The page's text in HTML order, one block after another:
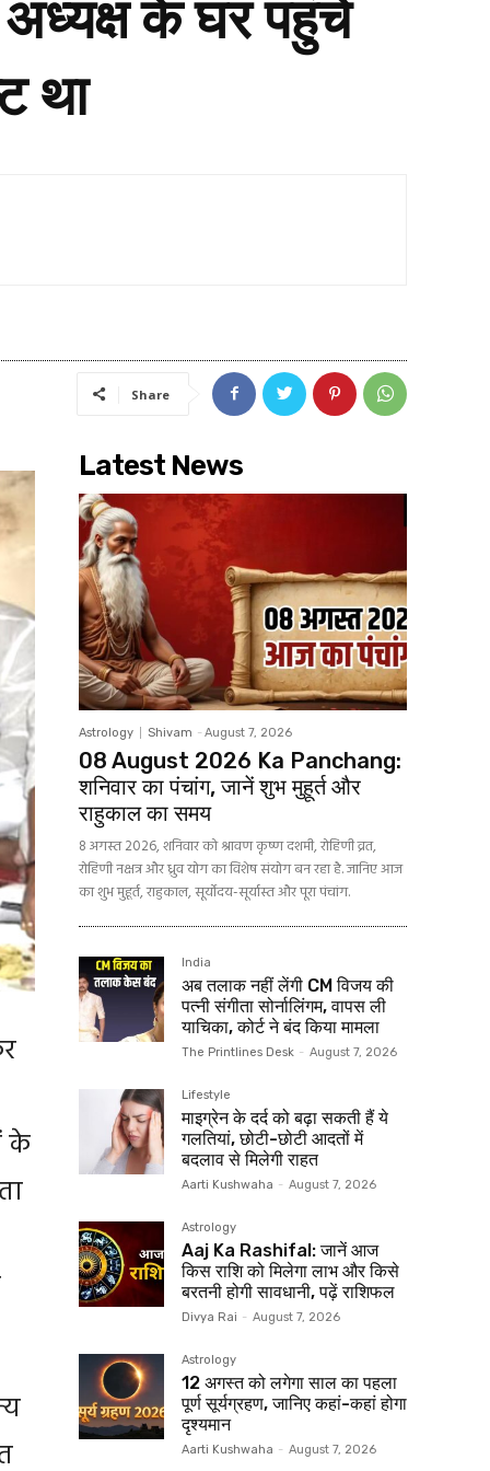
के घर पहुंचे
था
Share
के
Latest News
Astrology Shivam - August 7, 2026
08 August 2026 Ka Panchang:
शनिवार का पंचांग, जानें शुभ मुहूर्त और
राहुकाल का समय
8 अगस्त 2026, शनिवार को श्रावण कृष्ण दशमी, रोहिणी व्रत,
रोहिणी नक्षत्र और ध्रुव योग का विशेष संयोग बन रहा है. जानिए आज
का शुभ मुहूर्त, राहुकाल, सूर्योदय-सूर्यास्त और पूरा पंचांग.
India
अब तलाक नहीं लेंगी CM विजय की
पत्नी संगीता सोर्नालिंगम, वापस ली
याचिका, कोर्ट ने बंद किया मामला
The Printlines Desk - August 7, 2026
Lifestyle
माइग्रेन के दर्द को बढ़ा सकती हैं ये
गलतियां, छोटी-छोटी आदतों में
बदलाव से मिलेगी राहत
Aarti Kushwaha - August 7, 2026
Astrology
Aaj Ka Rashifal: जानें आज
किस राशि को मिलेगा लाभ और किसे
बरतनी होगी सावधानी, पढ़ें राशिफल
Divya Rai - August 7, 2026
Astrology
12 अगस्त को लगेगा साल का पहला
पूर्ण सूर्यग्रहण, जानिए कहां-कहां होगा
दृश्यमान
Aarti Kushwaha - August 7, 2026